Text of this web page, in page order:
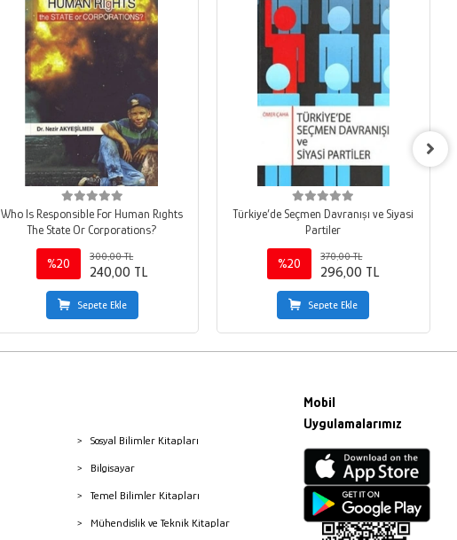
Who Is Responsible For Human Rıghts
The State Or Corporations?
%20
300,00 TL
240,00 TL
Sepete Ekle
Türkiye’de Seçmen Davranışı ve Siyasi
Partiler
%20
370,00 TL
296,00 TL
Sepete Ekle
Sosyal Bilimler Kitapları
Bilgisayar
Temel Bilimler Kitapları
Mühendislik ve Teknik Kitaplar
Mobil
Uygulamalarımız